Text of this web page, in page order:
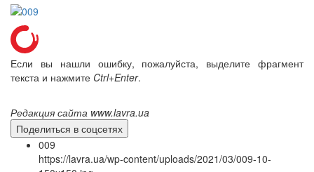
Если вы нашли ошибку, пожалуйста, выделите фрагмент
текста и нажмите Ctrl+Enter.
Редакция сайта www.lavra.ua
Поделиться в соцсетях
009
https://lavra.ua/wp-content/uploads/2021/03/009-10-